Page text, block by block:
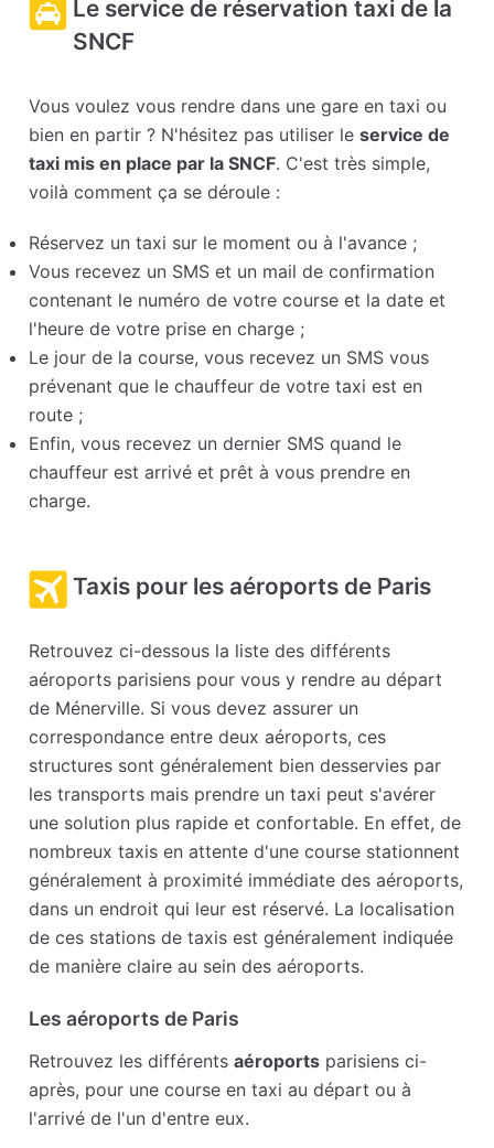
Le service de réservation taxi de la
SNCF
Vous voulez vous rendre dans une gare en taxi ou
bien en partir ? N'hésitez pas utiliser leservice de
taxi mis en place par la SNCF. C'est très simple,
voilà comment ça se déroule :
Réservez un taxi sur le moment ou à l'avance ;
Vous recevez un SMS et un mail de confirmation
contenant le numéro de votre course et la date et
l'heure de votre prise en charge ;
Le jour de la course, vous recevez un SMS vous
prévenant que le chauffeur de votre taxi est en
route ;
Enfin, vous recevez un dernier SMS quand le
chauffeur est arrivé et prêt à vous prendre en
charge.
Taxis pour les aéroports de Paris
Retrouvez ci-dessous la liste des différents
aéroports parisiens pour vous y rendre au départ
de Ménerville. Si vous devez assurer un
correspondance entre deux aéroports, ces
structures sont généralement bien desservies par
les transports mais prendre un taxi peut s'avérer
une solution plus rapide et confortable. En effet, de
nombreux taxis en attente d'une course stationnent
généralement à proximité immédiate des aéroports,
dans un endroit qui leur est réservé. La localisation
de ces stations de taxis est généralement indiquée
de manière claire au sein des aéroports.
Les aéroports de Paris
Retrouvez les différentsaéroports parisiens ci-
après, pour une course en taxi au départ ou à
l'arrivé de l'un d'entre eux.